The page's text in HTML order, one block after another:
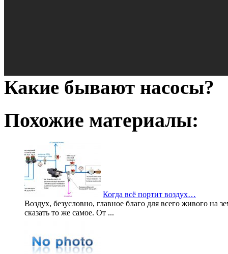
Какие бывают насосы?
Похожие материалы:
Когда всё портит воздух…
Воздух, безусловно, главное благо для всего живого на
сказать то же самое. От ...